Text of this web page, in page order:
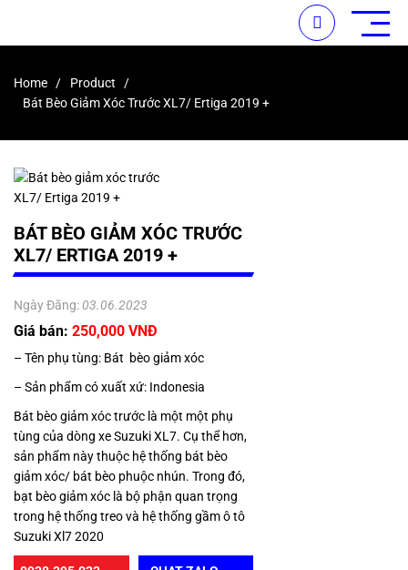
Home
Product
Bát Bèo Giảm Xóc Trước XL7/ Ertiga 2019 +
BÁT BÈO GIẢM XÓC TRƯỚC
XL7/ ERTIGA 2019 +
Ngày Đăng:03.06.2023
Giá bán: 250,000 VNĐ
– Tên phụ tùng: Bát bèo giảm xóc
– Sản phẩm có xuất xứ: Indonesia
Bát bèo giảm xóc trước là một một phụ
tùng của dòng xe Suzuki XL7. Cụ thể hơn,
sản phẩm này thuộc hệ thống bát bèo
giảm xóc/ bát bèo phuộc nhún. Trong đó,
bạt bèo giảm xóc là bộ phận quan trọng
trong hệ thống treo và hệ thống gầm ô tô
Suzuki Xl7 2020